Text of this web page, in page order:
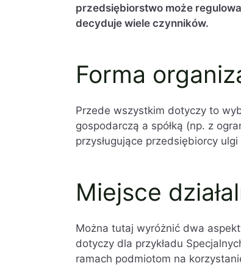
przedsiębiorstwo może
decyduje wiele czynników.
Forma
Przede wszystkim dotyczy to
gospodarczą a spółką (np. z
przysługujące przedsiębiorcy
Miejsce
Można tutaj wyróżnić dwa
dotyczy dla przykładu
ramach podmiotom na